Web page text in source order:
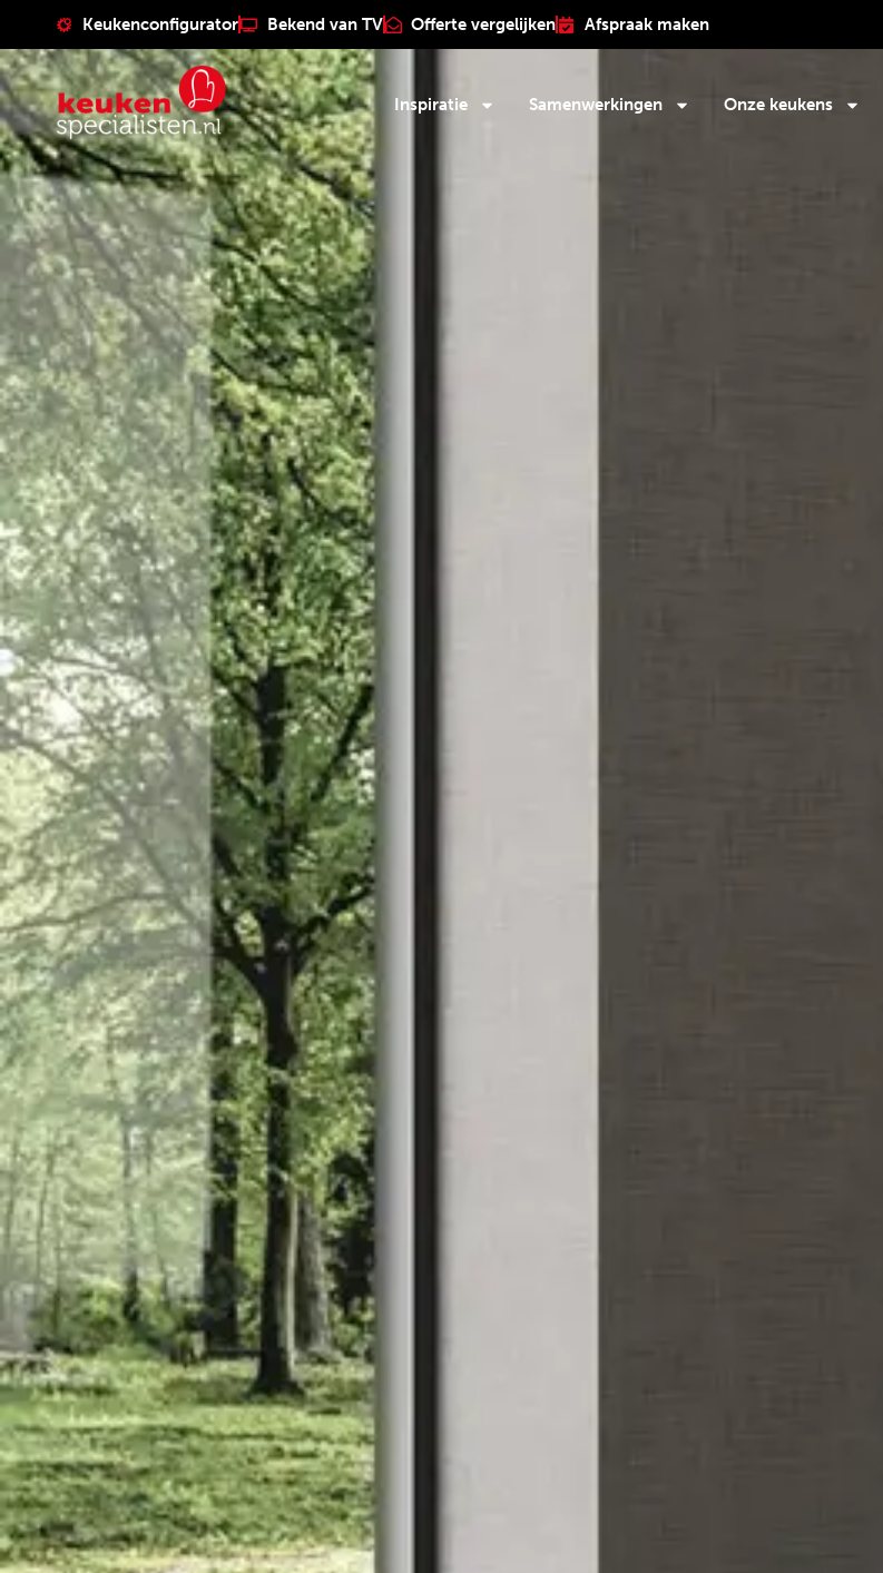
Keukenconfigurator Bekend van TV Offerte vergelijken Afspraak maken
Inspiratie Samenwerkingen Onze keukens